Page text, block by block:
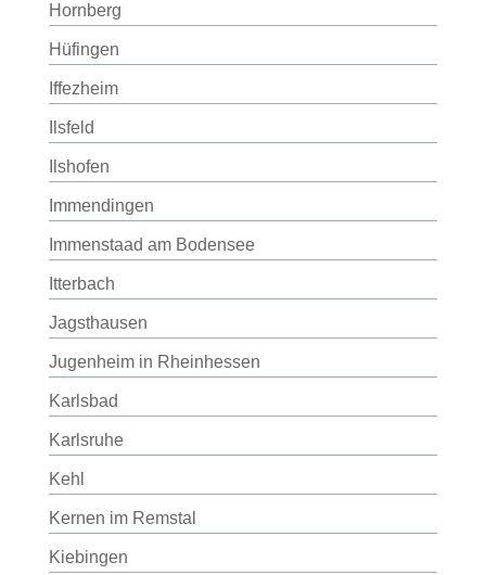
Hornberg
Hüfingen
Iffezheim
Ilsfeld
Ilshofen
Immendingen
Immenstaad am Bodensee
Itterbach
Jagsthausen
Jugenheim in Rheinhessen
Karlsbad
Karlsruhe
Kehl
Kernen im Remstal
Kiebingen